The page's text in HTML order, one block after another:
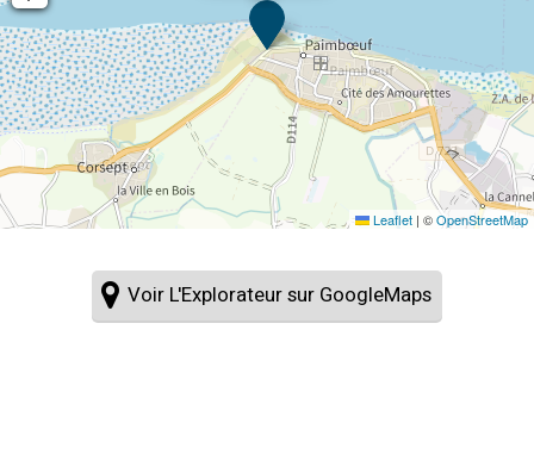
Leaflet | ©OpenStreetMap
Voir L'Explorateur sur GoogleMaps